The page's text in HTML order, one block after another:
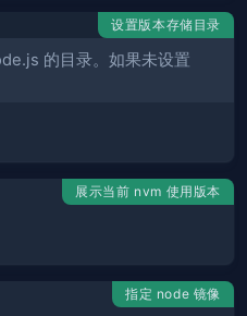
设置版本存储目录
的目录。如果未设置
展示当前 nvm 使用版本
指定 node 镜像